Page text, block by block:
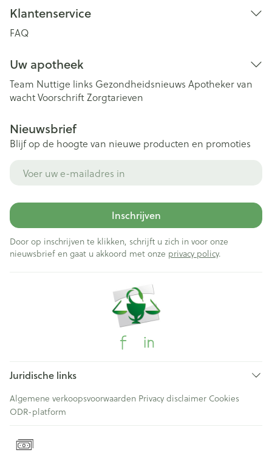
Klantenservice
FAQ
Uw apotheek
Team Nuttige links Gezondheidsnieuws Apotheker van
wachtVoorschriftZorgtarieven
Nieuwsbrief
Blijf op de hoogte van nieuwe producten en promoties
Inschrijven
Door op inschrijven te klikken, schrijft u zich in voor onze
nieuwsbrief en gaat u akkoord met onze privacy policy.
Juridische links
Algemene verkoopsvoorwaarden Privacy disclaimer Cookies
ODR-platform